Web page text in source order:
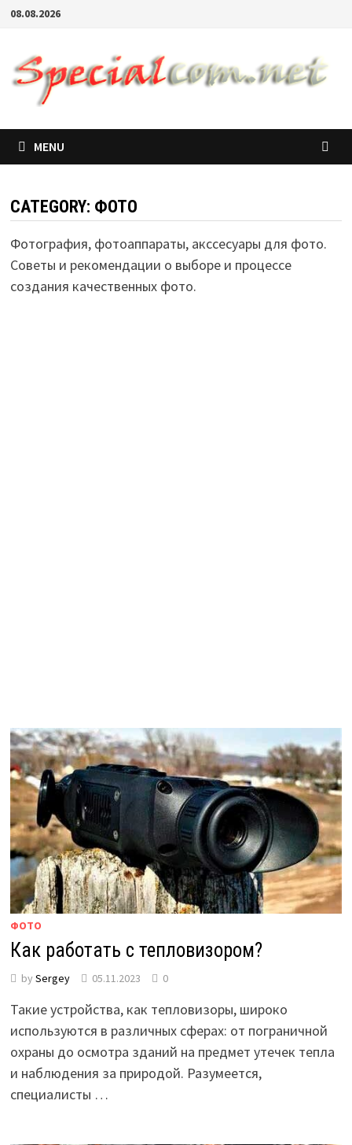
08.08.2026
MENU
CATEGORY: ФОТО
Фотография, фотоаппараты, акссесуары для фото.
Советы и рекомендации о выборе и процессе
создания качественных фото.
ФОТО
Как работать с тепловизором?
by Sergey 05.11.2023 0
Такие устройства, как тепловизоры, широко
используются в различных сферах: от пограничной
охраны до осмотра зданий на предмет утечек тепла
и наблюдения за природой. Разумеется,
специалисты …